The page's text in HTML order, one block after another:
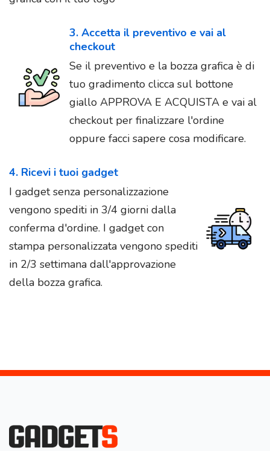
3. Accetta il preventivo e vai al
checkout
Se il preventivo e la bozza grafica è di
tuo gradimento clicca sul bottone
giallo APPROVA E ACQUISTA e vai al
checkout per finalizzare l'ordine
oppure facci sapere cosa modificare.
4. Ricevi i tuoi gadget
I gadget senza personalizzazione
vengono spediti in 3/4 giorni dalla
conferma d'ordine. I gadget con
stampa personalizzata vengono spediti
in 2/3 settimana dall'approvazione
della bozza grafica.